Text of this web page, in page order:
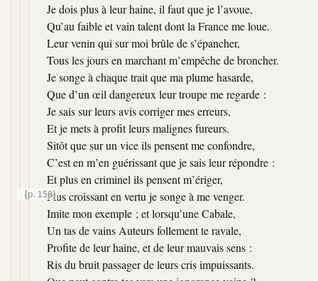
Je dois plus à leur haine, il faut que je l’avoue,
Qu’au faible et vain talent dont la France me loue.
Leur venin qui sur moi brûle de s’épancher,
Tous les jours en marchant m’empêche de broncher.
Je songe à chaque trait que ma plume hasarde,
Que d’un œil dangereux leur troupe me regarde :
Je sais sur leurs avis corriger mes erreurs,
Et je mets à profit leurs malignes fureurs.
Sitôt que sur un vice ils pensent me confondre,
C’est en m’en guérissant que je sais leur répondre :
Et plus en criminel ils pensent m’ériger,
{p. 158}Plus croissant en vertu je songe à me venger.
Imite mon exemple ; et lorsqu’une Cabale,
Un tas de vains Auteurs follement te ravale,
Profite de leur haine, et de leur mauvais sens :
Ris du bruit passager de leurs cris impuissants.